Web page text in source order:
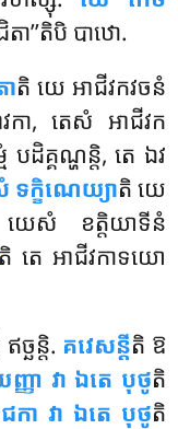
តា’’តិបិ បាឋោ.
តិ យេ អាជីវកវចនំ
ា, តេសំ អាជីវក
ដិគ្គណ្ហន្តិ, តេ ឯវ
ក្ខិណេយ្យាតិ យេ
យេសំ ខត្តិយាទីនំ
តិ តេ អាជីវកាទយោ
ច្ឆន្តិ. គវេសន្តីតិ ឱ
ញា វា ឯតេ បុថូតិ
កា វា ឯតេ បុថូតិ